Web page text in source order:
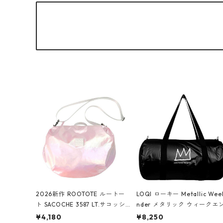
2026新作 ROOTOTE ルートー
ト SACOCHE 3587 LT.サコッシ
ュ.ルミエ-B ショルダーバッグ
¥4,180
LOQI ローキー Metallic
nder メタリック ウィークエ
ダー ボストンバッグ ショル
¥8,250